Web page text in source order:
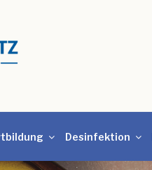
Desinfektion